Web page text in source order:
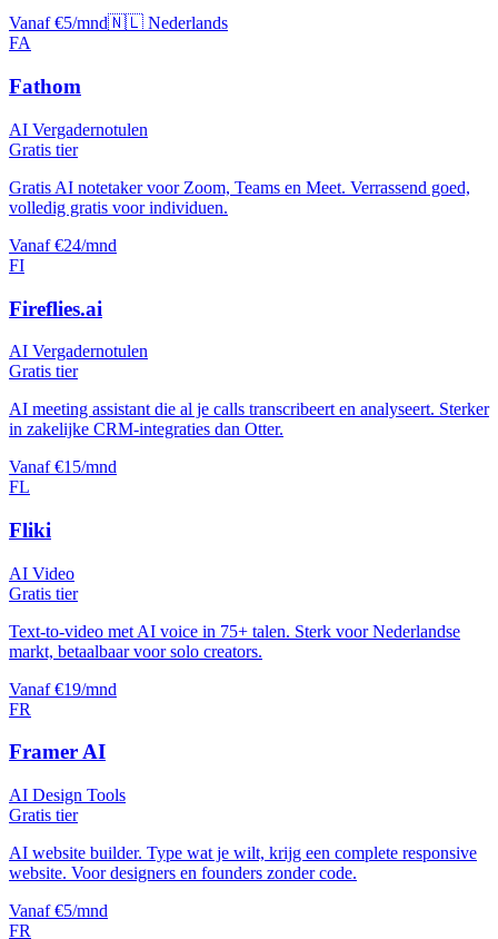
Vanaf €5/mnd🇳🇱 Nederlands
FA
Fathom
AI Vergadernotulen
Gratis tier
Gratis AI notetaker voor Zoom, Teams en Meet. Verrassend goed,
volledig gratis voor individuen.
Vanaf €24/mnd
FI
Fireflies.ai
AI Vergadernotulen
Gratis tier
AI meeting assistant die al je calls transcribeert en analyseert. Sterker
in zakelijke CRM-integraties dan Otter.
Vanaf €15/mnd
FL
Fliki
AI Video
Gratis tier
Text-to-video met AI voice in 75+ talen. Sterk voor Nederlandse
markt, betaalbaar voor solo creators.
Vanaf €19/mnd
FR
Framer AI
AI Design Tools
Gratis tier
AI website builder. Type wat je wilt, krijg een complete responsive
website. Voor designers en founders zonder code.
Vanaf €5/mnd
FR